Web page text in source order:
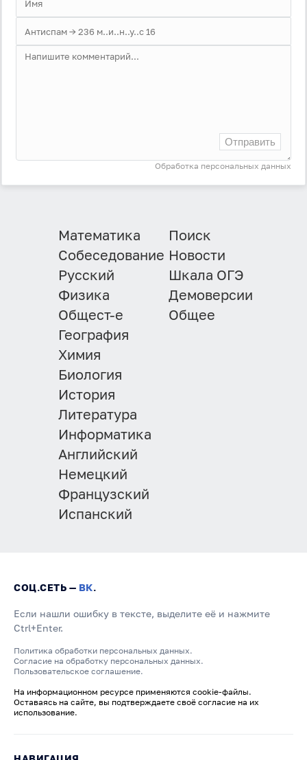
Отправить
Обработка персональных данных
Математика
Собеседование
Русский
Физика
Общест-е
География
Химия
Биология
История
Литература
Информатика
Английский
Немецкий
Французский
Испанский
Поиск
Новости
Шкала ОГЭ
Демоверсии
Общее
СОЦ.СЕТЬ — ВК.
Если нашли ошибку в тексте, выделите её и нажмите
Ctrl+Enter.
Политика обработки персональных данных.
Согласие на обработку персональных данных.
Пользовательское соглашение.
На информационном ресурсе применяются cookie-файлы.
Оставаясь на сайте, вы подтверждаете своё согласие на их
использование.